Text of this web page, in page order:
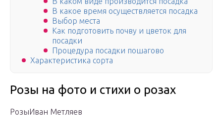
В какое время осуществляется посадка
Выбор места
Как подготовить почву и цветок для
посадки
Процедура посадки пошагово
Характеристика сорта
Розы на фото и стихи о розах
РозыИван Метляев